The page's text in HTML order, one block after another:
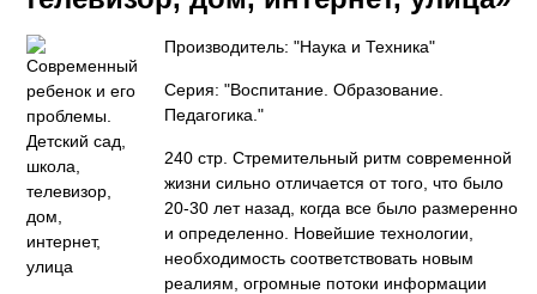
Производитель: "Наука и Техника"
Серия: "Воспитание. Образование.
Педагогика."
240 стр. Стремительный ритм современной
жизни сильно отличается от того, что было
20-30 лет назад, когда все было размеренно
и определенно. Новейшие технологии,
необходимость соответствовать новым
реалиям, огромные потоки информации